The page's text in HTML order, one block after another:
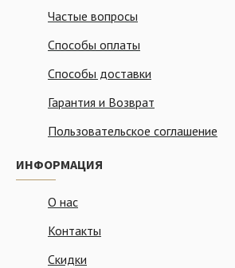
Частые вопросы
Способы оплаты
Способы доставки
Гарантия и Возврат
Пользовательское соглашение
ИНФОРМАЦИЯ
О нас
Контакты
Скидки